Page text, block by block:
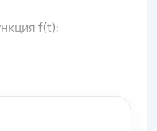
f(t):
t>3 a \end{array}